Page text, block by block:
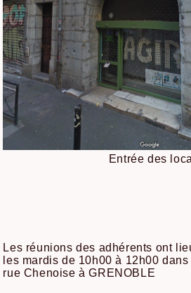
Entrée des
Les réunions des adhérents ont
les mardis de 10h00 à 12h00
rue Chenoise à GRENOBLE